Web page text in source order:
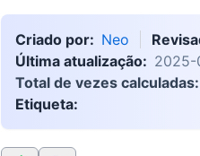
Criado por: Neo
Última atualização: 2025-
Total de vezes calculadas:
Etiqueta: